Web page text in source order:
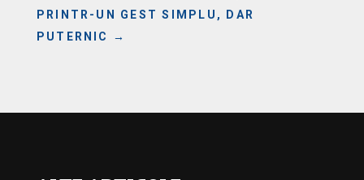
PRINTR-UN GEST SIMPLU, DAR
PUTERNIC
→